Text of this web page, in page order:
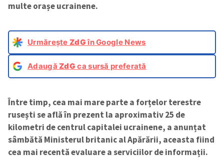
multe orașe ucrainene.
Urmărește ZdGîn Google News
AdaugăZdG ca sursă preferată
Între timp, cea mai mare parte a forțelor terestre
rusești se află în prezent la aproximativ 25 de
kilometri de centrul capitalei ucrainene, a anunțat
sâmbătă Ministerul britanic al Apărării, aceasta fiind
cea mai recentă evaluare a serviciilor de informații.